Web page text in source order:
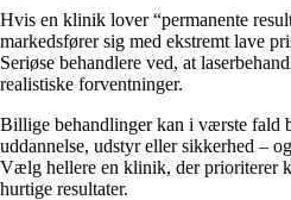
Hvis en klinik lover “permanente
markedsfører sig med ekstremt lave
Seriøse behandlere ved, at
realistiske forventninger.
Billige behandlinger kan i værste fald
uddannelse, udstyr eller sikkerhed –
Vælg hellere en klinik, der prioriterer
hurtige resultater.